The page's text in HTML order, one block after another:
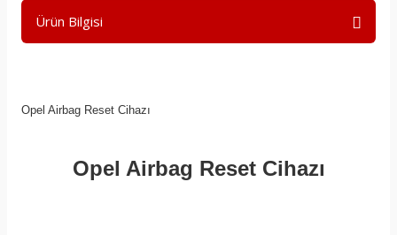
Ürün Bilgisi
Opel Airbag Reset Cihazı
Opel Airbag Reset Cihazı